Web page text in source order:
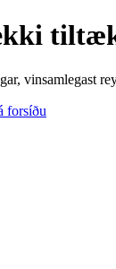
vinsamlegast
forsíðu